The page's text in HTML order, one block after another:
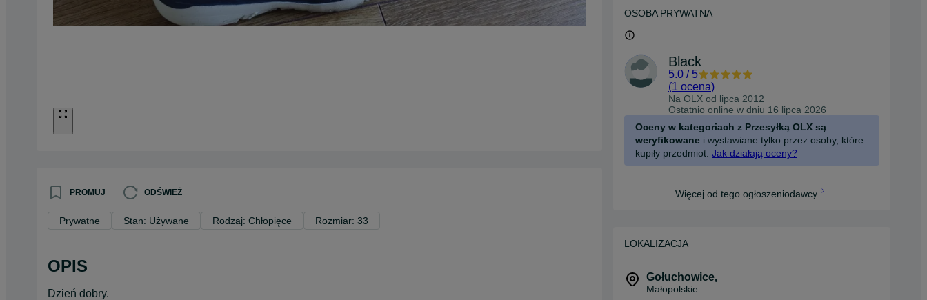
PROMUJ ODŚWIEŻ
Prywatne Stan: Używane Rodzaj: Chłopięce Rozmiar: 33
OPIS
Dzień dobry.
OSOBA PRYWATNA
Black
5.0 / 5
(1 ocena)
Na OLX od lipca 2012
Ostatnio online w dniu 16 lipca 2026
Oceny w kategoriach z Przesyłką OLX są
weryfikowane i wystawiane tylko przez osoby, które
kupiły przedmiot. Jak działają oceny?
Więcej od tego ogłoszeniodawcy
LOKALIZACJA
Gołuchowice,
Małopolskie